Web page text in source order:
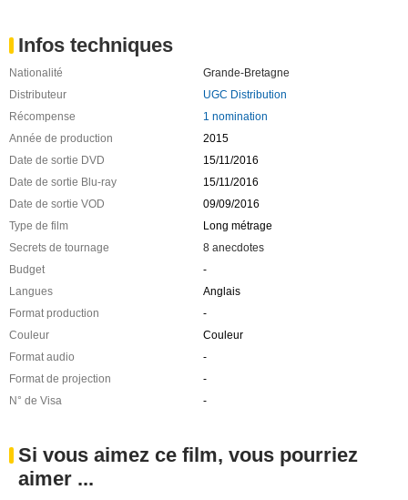
Infos techniques
Nationalité
Grande-Bretagne
Distributeur
UGC Distribution
Récompense
1 nomination
Année de production
2015
Date de sortie DVD
15/11/2016
Date de sortie Blu-ray
15/11/2016
Date de sortie VOD
09/09/2016
Type de film
Long métrage
Secrets de tournage
8 anecdotes
Budget
-
Langues
Anglais
Format production
-
Couleur
Couleur
Format audio
-
Format de projection
-
N° de Visa
-
Si vous aimez ce film, vous pourriez
aimer ...